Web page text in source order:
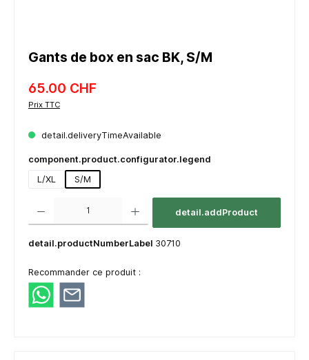
Gants de box en sac BK, S/M
65.00 CHF
Prix TTC
detail.deliveryTimeAvailable
component.product.configurator.legend
L/XL
S/M
detail.addProduct
detail.productNumberLabel 30710
Recommander ce produit :